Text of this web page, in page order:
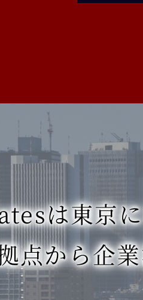
は東京
点から企